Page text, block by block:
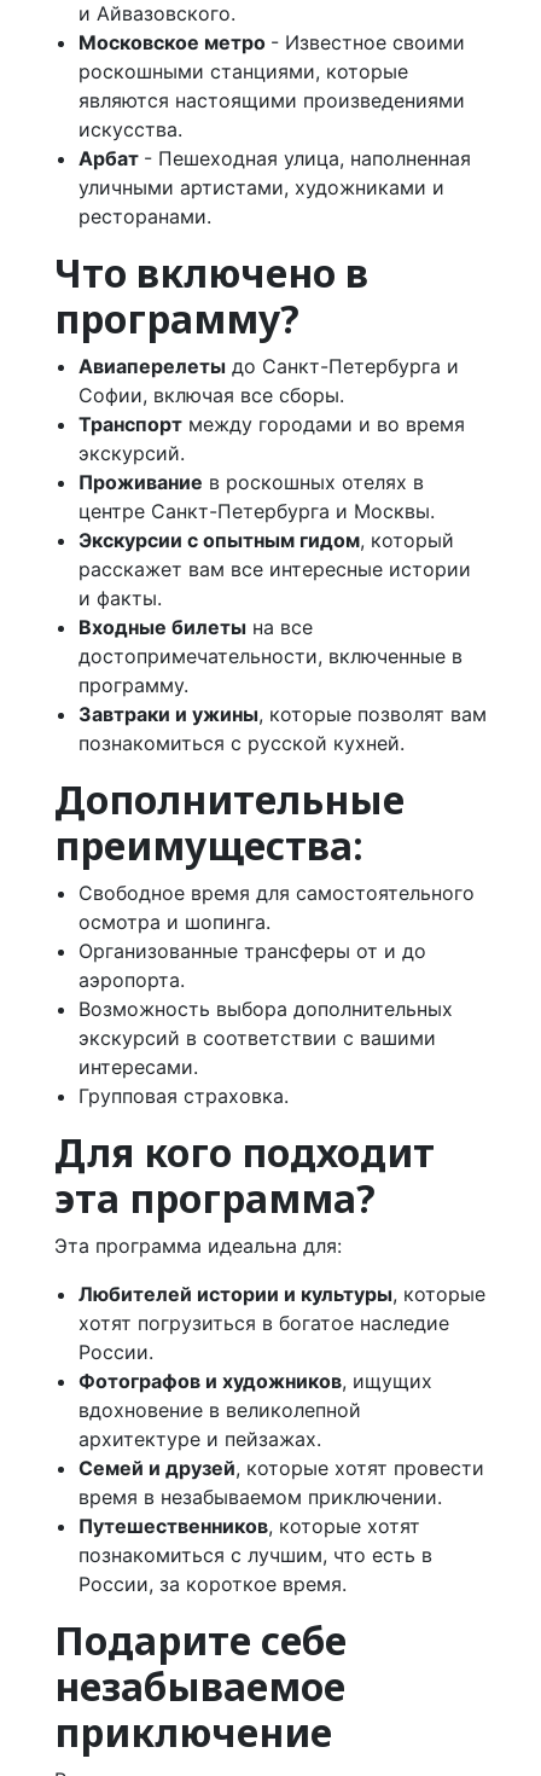
и Айвазовского.
Московское метро - Известное своими
роскошными станциями, которые
являются настоящими произведениями
искусства.
Арбат - Пешеходная улица, наполненная
уличными артистами, художниками и
ресторанами.
Что включено в
программу?
Авиаперелеты до Санкт-Петербурга и
Софии, включая все сборы.
Транспорт между городами и во время
экскурсий.
Проживание в роскошных отелях в
центре Санкт-Петербурга и Москвы.
Экскурсии с опытным гидом, который
расскажет вам все интересные истории
и факты.
Входные билеты на все
достопримечательности, включенные в
программу.
Завтраки и ужины, которые позволят вам
познакомиться с русской кухней.
Дополнительные
преимущества:
Свободное время для самостоятельного
осмотра и шопинга.
Организованные трансферы от и до
аэропорта.
Возможность выбора дополнительных
экскурсий в соответствии с вашими
интересами.
Групповая страховка.
Для кого подходит
эта программа?
Эта программа идеальна для:
Любителей истории и культуры, которые
хотят погрузиться в богатое наследие
России.
Фотографов и художников, ищущих
вдохновение в великолепной
архитектуре и пейзажах.
Семей и друзей, которые хотят провести
время в незабываемом приключении.
Путешественников, которые хотят
познакомиться с лучшим, что есть в
России, за короткое время.
Подарите себе
незабываемое
приключение